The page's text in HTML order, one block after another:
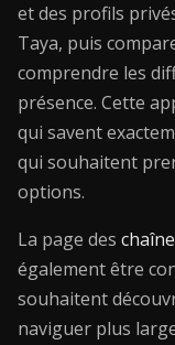
et des profils
Taya, puis
comprendre les
présence. Cette
qui savent
qui souhaitent
options.
La page des
également être
souhaitent
naviguer plus